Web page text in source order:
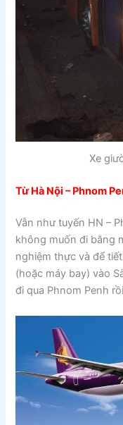
Xe
Từ Hà Nội – Phnom
Vẫn như tuyến HN –
không muốn đi bằng
nghiệm thực và để
(hoặc máy bay) vào
đi qua Phnom Penh